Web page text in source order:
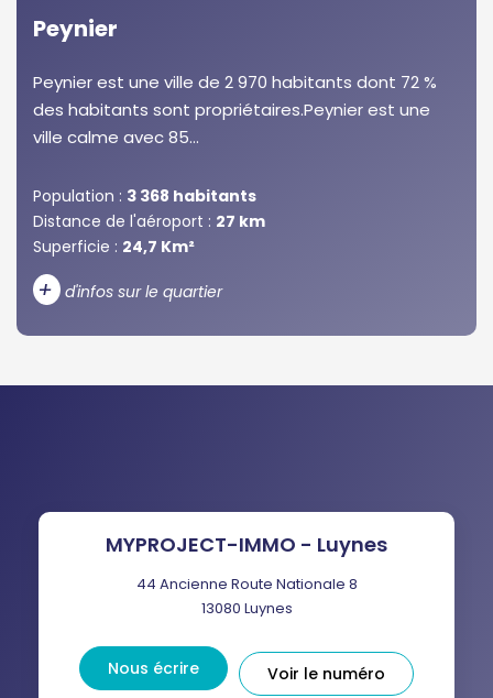
Peynier
Peynier est une ville de 2 970 habitants dont 72 %
des habitants sont propriétaires.Peynier est une
ville calme avec 85...
Population : 3 368 habitants
Distance de l'aéroport : 27 km
Superficie : 24,7 Km²
+ d'infos sur le quartier
VOITURE
DISTANCE DE L'AÉROPORT : SUPERFICIE :
RÉSULTATS DES LYCÉES ECOLES ET CRÈCHES
MYPROJECT-IMMO - Luynes
44 Ancienne Route Nationale 8
13080 Luynes
Nous écrire Voir le numéro